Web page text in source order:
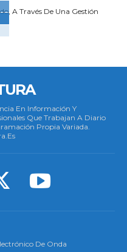
A Través De Una Gestión
En Información Y
Que Trabajan A Diario
Propia Variada.
De Onda